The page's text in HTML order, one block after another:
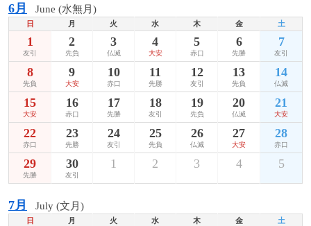
6月 June (水無月)
日 月 火 水 木 金 土
1
友引
2
先負
3
仏滅
4
大安
5
赤口
6
先勝
7
友引
8
先負
9
大安
10
赤口
11
先勝
12
友引
13
先負
14
仏滅
15
大安
16
赤口
17
先勝
18
友引
19
先負
20
仏滅
21
大安
22
赤口
23
先勝
24
友引
25
先負
26
仏滅
27
大安
28
赤口
29
先勝
30
友引
1 2 3 4 5
7月 July (文月)
日 月 火 水 木 金 土